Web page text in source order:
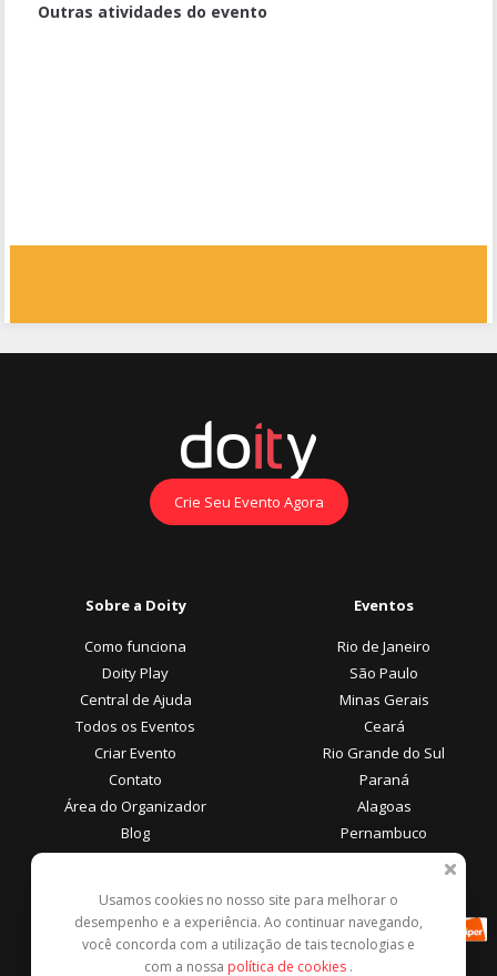
Outras atividades do evento
Crie Seu Evento Agora
Sobre a Doity
Como funciona
Doity Play
Central de Ajuda
Todos os Eventos
Criar Evento
Contato
Área do Organizador
Blog
Eventos
Rio de Janeiro
São Paulo
Minas Gerais
Ceará
Rio Grande do Sul
Paraná
Alagoas
Pernambuco
Área do Participante
Central de Ajuda
Denunciar este evento
Formas de Pagamento
Usamos cookies no nosso site para melhorar o
desempenho e a experiência. Ao continuar navegando,
você concorda com a utilização de tais tecnologias e
com a nossa política de cookies .